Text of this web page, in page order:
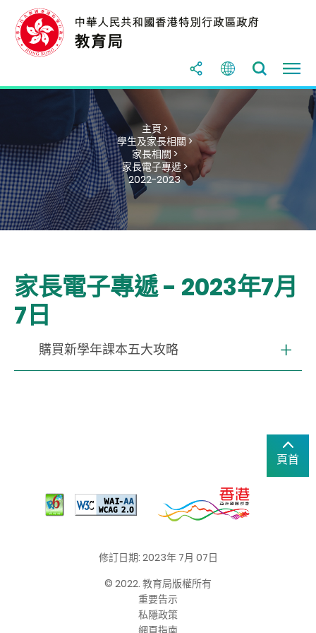
主頁 >
學生及家長相關 >
家長相關 >
家長電子專遞 >
2022-2023
家長電子專遞 - 2023年7月
7日
購買新學年課本五大攻略
頁首
修訂日期: 2023年 7月 07日
© 2022. 教育局版權所有
重要告示
私隱政策